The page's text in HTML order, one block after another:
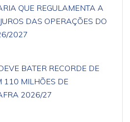
QUE REGULAMENTA A
DAS OPERAÇÕES DO
2027
BATER RECORDE DE
110 MILHÕES DE
2026/27